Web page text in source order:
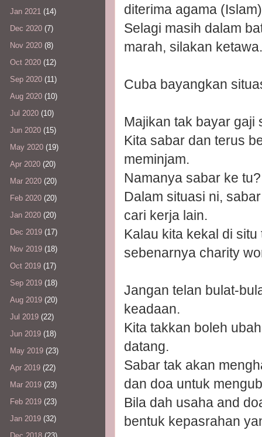
diterima agama
Selagi masih dalam
marah, silakan ketawa.
Cuba bayangkan
Majikan tak bayar gaji
Kita sabar dan terus
meminjam.
Namanya sabar ke tu?
Dalam situasi ni,
cari kerja lain.
Kalau kita kekal di
sebenarnya charity
Jangan telan bulat-
keadaan.
Kita takkan boleh
datang.
Sabar tak akan
dan doa untuk
Bila dah usaha and
bentuk kepasrahan
Jan 2021 (14)
Dec 2020 (7)
Nov 2020 (8)
Oct 2020 (12)
Sep 2020 (11)
Aug 2020 (10)
Jul 2020 (10)
Jun 2020 (15)
May 2020 (19)
Apr 2020 (20)
Mar 2020 (20)
Feb 2020 (20)
Jan 2020 (20)
Dec 2019 (17)
Nov 2019 (18)
Oct 2019 (17)
Sep 2019 (18)
Aug 2019 (20)
Jul 2019 (22)
Jun 2019 (18)
May 2019 (23)
Apr 2019 (22)
Mar 2019 (23)
Feb 2019 (23)
Jan 2019 (32)